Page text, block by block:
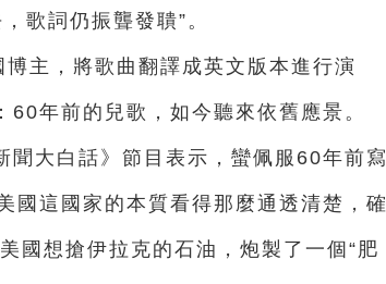
歌詞仍振聾發聵”。
主，將歌曲翻譯成英文版本進行演
年前的兒歌，如今聽來依舊應景。
大白話》節目表示，蠻佩服60年前寫
國這國家的本質看得那麼通透清楚，確
國想搶伊拉克的石油，炮製了一個“肥